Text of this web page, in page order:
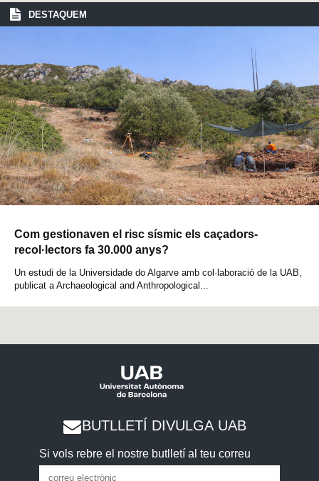
DESTAQUEM
Com gestionaven el risc sísmic els caçadors-
recol·lectors fa 30.000 anys?
Un estudi de la Universidade do Algarve amb col·laboració de la UAB,
publicat a Archaeological and Anthropological...
BUTLLETÍ DIVULGA UAB
Si vols rebre el nostre butlletí al teu correu